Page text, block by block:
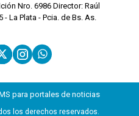
Nro. 6986 Director: Raúl
- La Plata - Pcia. de Bs. As.
para portales de noticias
los derechos reservados.